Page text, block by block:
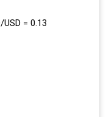
seguir a
de riesgo y su
recién arranca,
no elimina el
USD = 0.13